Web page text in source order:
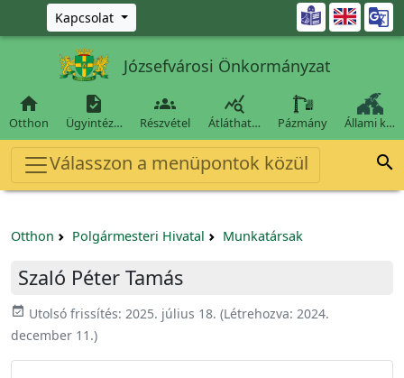
Ugrás a fő tartalomra
Kapcsolat 
Józsefvárosi Önkormányzat

Otthon

Ügyintéz…

Részvétel

Átláthat… Pázmány Állami k…
Válasszon a menüpontok közül 
Otthon Polgármesteri Hivatal Munkatársak
Szaló Péter Tamás
event_available Utolsó frissítés: 2025. július 18. (Létrehozva: 2024.
december 11.)